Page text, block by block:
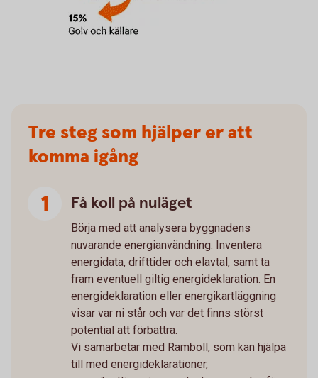
Tre steg som hjälper er att
komma igång
Få koll på nuläget
Börja med att analysera byggnadens
nuvarande energianvändning. Inventera
energidata, drifttider och elavtal, samt ta
fram eventuell giltig energideklaration. En
energideklaration eller energikartläggning
visar var ni står och var det finns störst
potential att förbättra.
Vi samarbetar med Ramboll, som kan hjälpa
till med energideklarationer,